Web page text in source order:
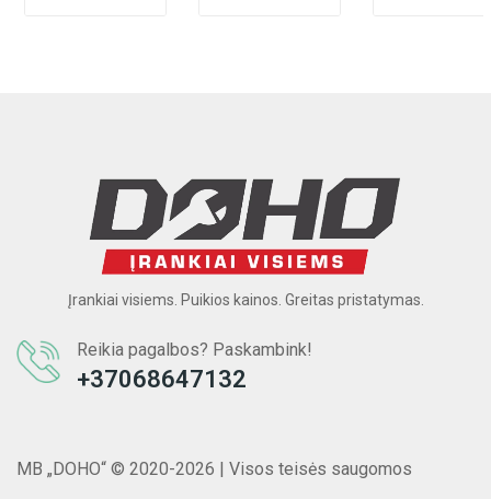
Įrankiai visiems. Puikios kainos. Greitas pristatymas.
Reikia pagalbos? Paskambink!
+37068647132
MB „DOHO“ © 2020-2026 | Visos teisės saugomos